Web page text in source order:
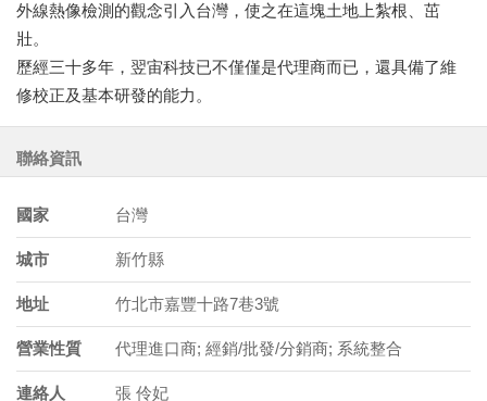
外線熱像檢測的觀念引入台灣，使之在這塊土地上紮根、茁
壯。
歷經三十多年，翌宙科技已不僅僅是代理商而已，還具備了維
修校正及基本研發的能力。
聯絡資訊
國家 台灣
城市 新竹縣
地址 竹北市嘉豐十路7巷3號
營業性質 代理進口商; 經銷/批發/分銷商; 系統整合
連絡人 張 伶妃